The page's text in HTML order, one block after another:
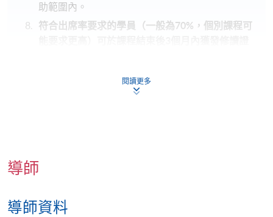
助範圍內。
符合出席率要求的學員（一般為70% ，個別課程可
https://hkuspace.hku.hk/cht/teaching-and-
開課日期
閱讀更多
導師
導師資料